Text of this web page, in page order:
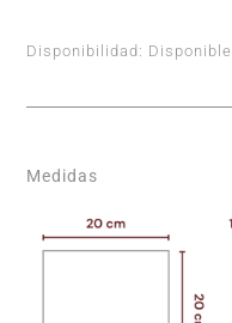
Disponibilidad: Disponible
Medidas